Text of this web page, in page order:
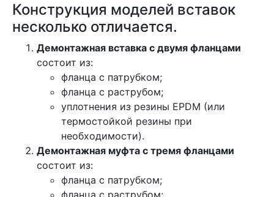
Конструкция моделей вставок
несколько отличается.
Демонтажная вставка с двумя фланцами
состоит из:
фланца с патрубком;
фланца с раструбом;
уплотнения из резины EPDM (или
термостойкой резины при
необходимости).
Демонтажная муфта с тремя фланцами
состоит из:
фланца с патрубком;
фланца с раструбом;